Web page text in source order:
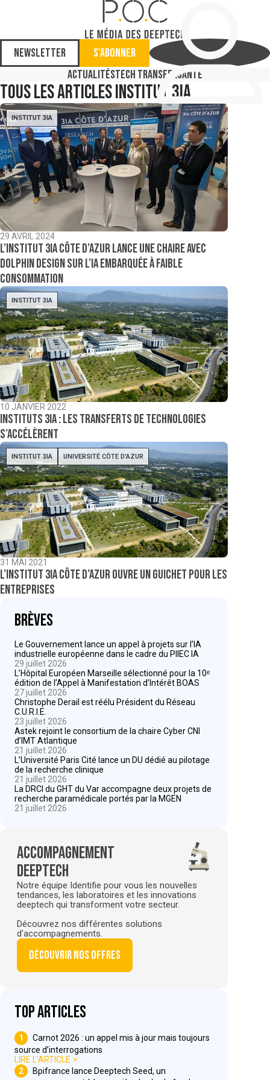
Newsletter
S'abonner
ActualitésTech TransferSanté
Tous les articlesInstitut 3IA
INSTITUT 3IA
29 AVRIL 2024
L’institut 3IA Côte d’Azur lance une chaire avec
Dolphin Design sur l’IA embarquée à faible
consommation
INSTITUT 3IA
10 JANVIER 2022
Instituts 3IA : les transferts de technologies
s’accélèrent
INSTITUT 3IA UNIVERSITÉ CÔTE D'AZUR
31 MAI 2021
L’institut 3IA Côte d’Azur ouvre un guichet pour les
entreprises
Brèves
Le Gouvernement lance un appel à projets sur l’IA
industrielle européenne dans le cadre du PIIEC IA
29 juillet 2026
L’Hôpital Européen Marseille sélectionné pour la 10ᵉ
édition de l’Appel à Manifestation d’Intérêt BOAS
27 juillet 2026
Christophe Derail est réélu Président du Réseau
C.U.R.I.E.
23 juillet 2026
Astek rejoint le consortium de la chaire Cyber CNI
d’IMT Atlantique
21 juillet 2026
L’Université Paris Cité lance un DU dédié au pilotage
de la recherche clinique
21 juillet 2026
La DRCI du GHT du Var accompagne deux projets de
recherche paramédicale portés par la MGEN
21 juillet 2026
Accompagnement
deeptech
Notre équipe Identifie pour vous les nouvelles
tendances, les laboratoires et les innovations
deeptech qui transforment votre secteur.
Découvrez nos différentes solutions
d'accompagnements.
Découvrir nos offres
Top articles
1
Carnot 2026 : un appel mis à jour mais toujours
source d’interrogations
LIRE L'ARTICLE
2
Bpifrance lance Deeptech Seed, un